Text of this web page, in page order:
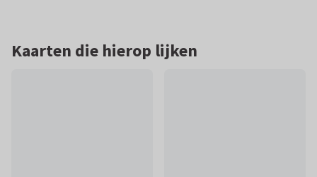
Kaarten die hierop lijken